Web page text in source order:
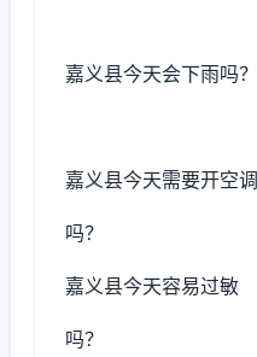
嘉义县今天会下雨吗？
嘉义县今天需要开空调
吗？
嘉义县今天容易过敏
吗？